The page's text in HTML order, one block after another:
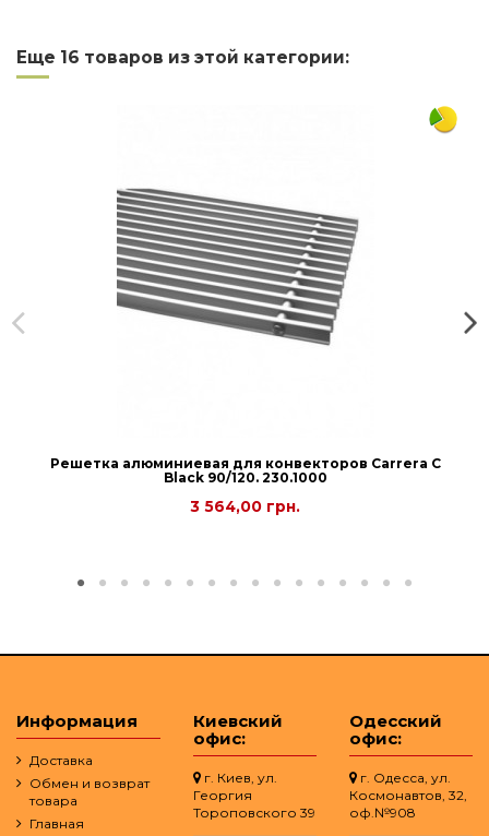
Ширина
160
Еще 16 товаров из этой категории:
Решетка алюминиевая для конвекторов Carrera С
Black 90/120. 230.1000
3 564,00 грн.
Информация
Доставка
Обмен и возврат
товара
Главная
Киевский
офис:
г. Киев, ул.
Георгия
Тороповского 39
Одесский
офис:
г. Одесса, ул.
Космонавтов, 32,
оф.№908